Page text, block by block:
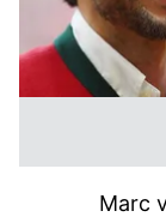
Marc